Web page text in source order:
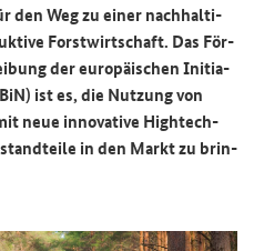
den Weg zu einer nach­hal­ti­
Forst­wirt­schaft. Das För­
der eu­ro­päi­schen In­itia­
ist es, die Nut­zung von
neue in­no­va­ti­ve Hightech-​
in den Markt zu brin­